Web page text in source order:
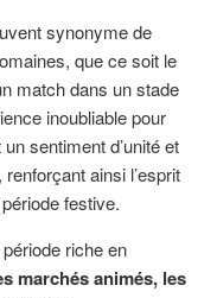
synonyme de
que ce soit le
match dans un stade
inoubliable pour
sentiment d’unité et
ainsi l’esprit
festive.
riche en
marchés animés, les